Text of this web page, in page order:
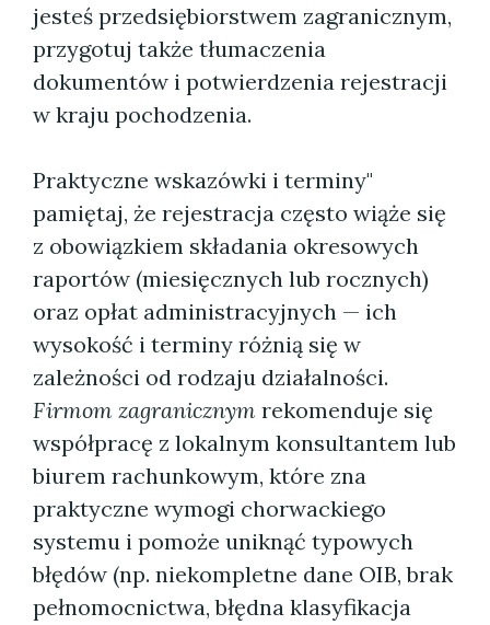
jesteś przedsiębiorstwem zagranicznym,
przygotuj także tłumaczenia
dokumentów i potwierdzenia rejestracji
w kraju pochodzenia.
Praktyczne wskazówki i terminy"
pamiętaj, że rejestracja często wiąże się
z obowiązkiem składania okresowych
raportów (miesięcznych lub rocznych)
oraz opłat administracyjnych — ich
wysokość i terminy różnią się w
zależności od rodzaju działalności.
Firmom zagranicznym rekomenduje się
współpracę z lokalnym konsultantem lub
biurem rachunkowym, które zna
praktyczne wymogi chorwackiego
systemu i pomoże uniknąć typowych
błędów (np. niekompletne dane OIB, brak
pełnomocnictwa, błędna klasyfikacja